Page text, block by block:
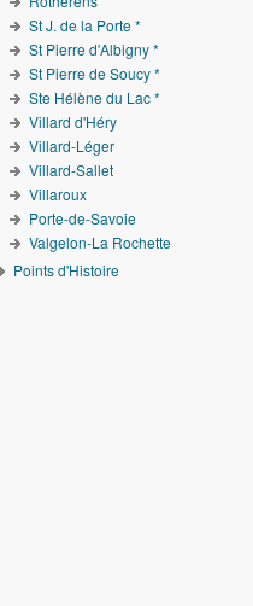
St J. de la Porte *
St Pierre d'Albigny *
St Pierre de Soucy *
Ste Hélène du Lac *
Villard d'Héry
Villard-Léger
Villard-Sallet
Villaroux
Porte-de-Savoie
Valgelon-La Rochette
Points d'Histoire